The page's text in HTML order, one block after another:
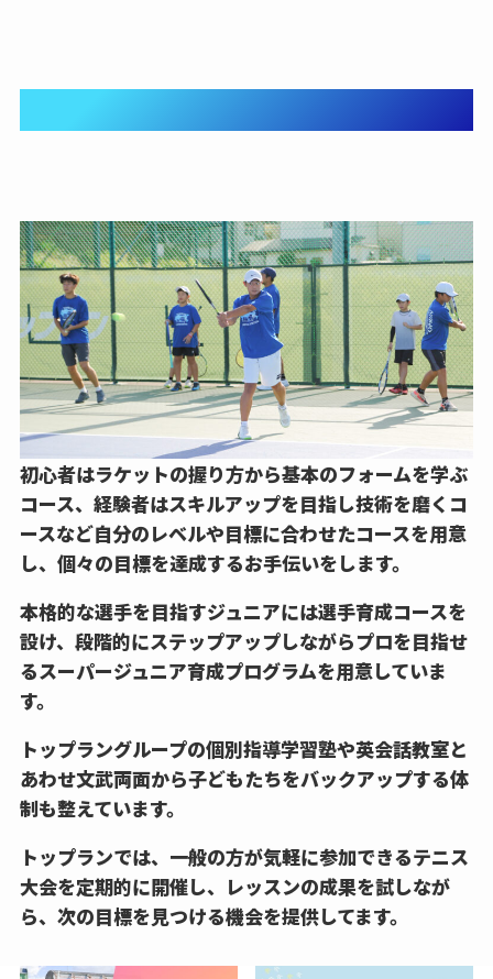
初心者はラケットの握り方から基本のフォームを学ぶ
コース、経験者はスキルアップを目指し技術を磨くコ
ースなど自分のレベルや目標に合わせたコースを用意
し、個々の目標を達成するお手伝いをします。
本格的な選手を目指すジュニアには選手育成コースを
設け、段階的にステップアップしながらプロを目指せ
るスーパージュニア育成プログラムを用意していま
す。
トップラングループの個別指導学習塾や英会話教室と
あわせ文武両面から子どもたちをバックアップする体
制も整えています。
トップランでは、一般の方が気軽に参加できるテニス
大会を定期的に開催し、レッスンの成果を試しなが
ら、次の目標を見つける機会を提供してます。